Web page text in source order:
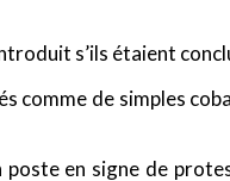
s’ils étaient
comme de simples
en signe de